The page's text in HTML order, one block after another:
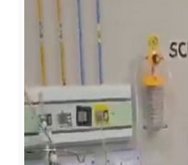
जॉब्स
शिक्षा
अन्य खबरें